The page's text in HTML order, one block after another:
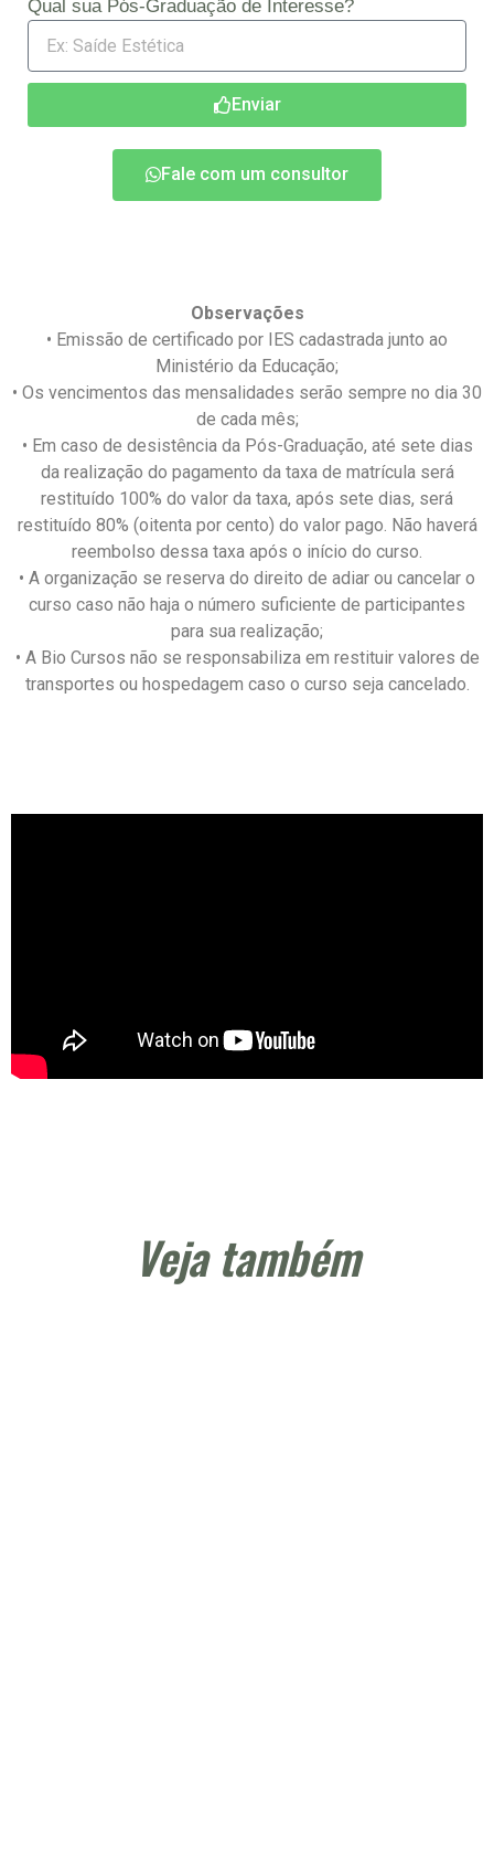
Qual sua Pós-Graduação de Interesse?
Enviar
Fale com um consultor
Observações
• Emissão de certificado por IES cadastrada junto ao
Ministério da Educação;
• Os vencimentos das mensalidades serão sempre no dia 30
de cada mês;
• Em caso de desistência da Pós-Graduação, até sete dias
da realização do pagamento da taxa de matrícula será
restituído 100% do valor da taxa, após sete dias, será
restituído 80% (oitenta por cento) do valor pago. Não haverá
reembolso dessa taxa após o início do curso.
• A organização se reserva do direito de adiar ou cancelar o
curso caso não haja o número suficiente de participantes
para sua realização;
• A Bio Cursos não se responsabiliza em restituir valores de
transportes ou hospedagem caso o curso seja cancelado.
Veja também